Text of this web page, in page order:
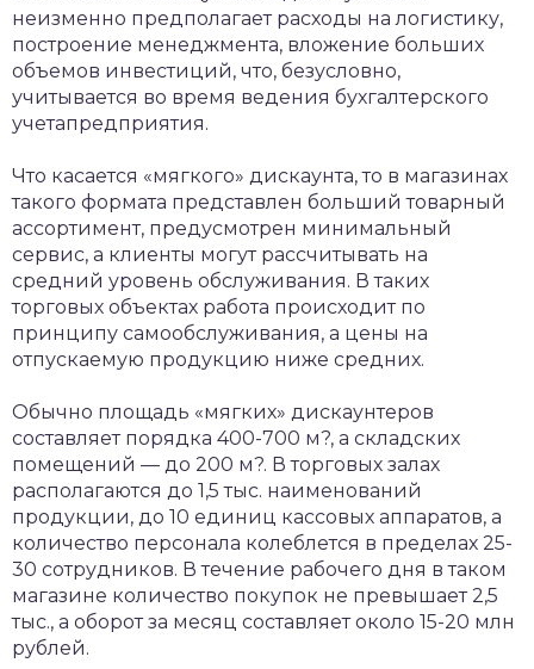
неизменно предполагает расходы на логистику,
построение менеджмента, вложение больших
объемов инвестиций, что, безусловно,
учитывается во время ведения бухгалтерского
учетапредприятия.
Что касается «мягкого» дискаунта, то в магазинах
такого формата представлен больший товарный
ассортимент, предусмотрен минимальный
сервис, а клиенты могут рассчитывать на
средний уровень обслуживания. В таких
торговых объектах работа происходит по
принципу самообслуживания, а цены на
отпускаемую продукцию ниже средних.
Обычно площадь «мягких» дискаунтеров
составляет порядка 400-700 м?, а складских
помещений — до 200 м?. В торговых залах
располагаются до 1,5 тыс. наименований
продукции, до 10 единиц кассовых аппаратов, а
количество персонала колеблется в пределах 25-
30 сотрудников. В течение рабочего дня в таком
магазине количество покупок не превышает 2,5
тыс., а оборот за месяц составляет около 15-20 млн
рублей.